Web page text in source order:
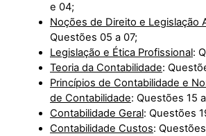
e 04;
Noções de Direito e Legislação
Questões 05 a 07;
Legislação e Ética Profissional:
Teoria da Contabilidade:
Princípios de Contabilidade e
de Contabilidade: Questões 15
Contabilidade Geral: Questões
Contabilidade Custos: